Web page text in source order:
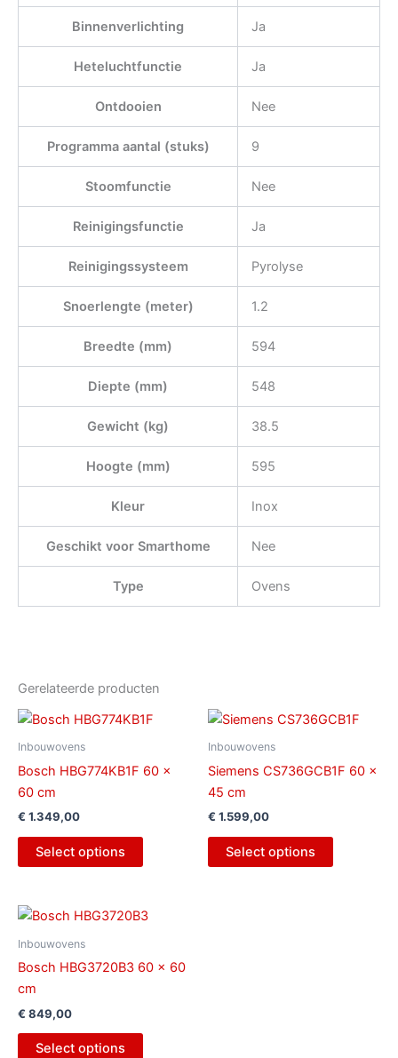
Binnenverlichting Ja
Heteluchtfunctie Ja
Ontdooien Nee
Programma aantal (stuks) 9
Stoomfunctie Nee
Reinigingsfunctie Ja
Reinigingssysteem Pyrolyse
Snoerlengte (meter) 1.2
Breedte (mm) 594
Diepte (mm) 548
Gewicht (kg) 38.5
Hoogte (mm) 595
Kleur Inox
Geschikt voor Smarthome Nee
Type Ovens
Gerelateerde producten
Inbouwovens
Bosch HBG774KB1F 60 x
60 cm
€ 1.349,00
Select options
Inbouwovens
Siemens CS736GCB1F 60 x
45 cm
€ 1.599,00
Select options
Inbouwovens
Bosch HBG3720B3 60 x 60
cm
€ 849,00
Select options